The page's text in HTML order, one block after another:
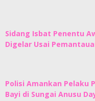
Sidang Isbat Penentu
Digelar Usai
Polisi Amankan Pelaku
Bayi di Sungai Anusu